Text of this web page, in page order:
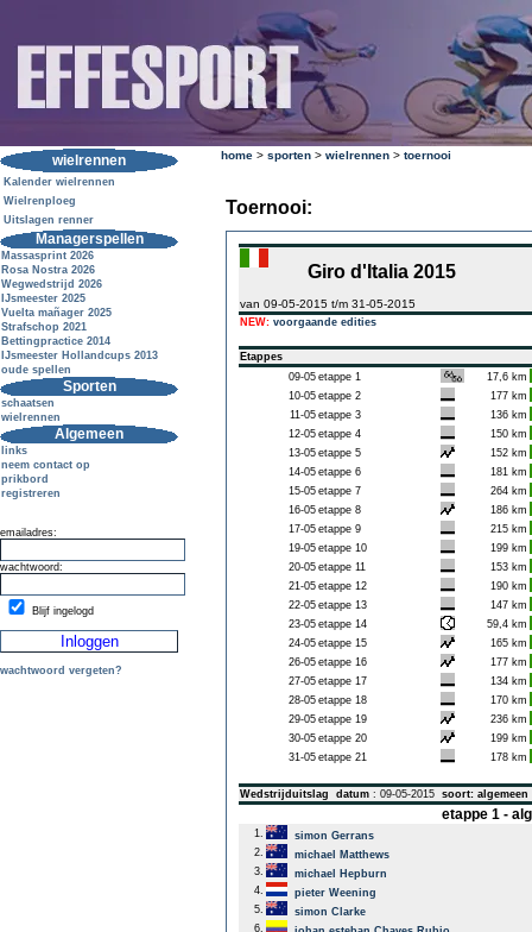
wielrennen
Kalender wielrennen
Wielrenploeg
Uitslagen renner
Managerspellen
Massasprint 2026
Rosa Nostra 2026
Wegwedstrijd 2026
IJsmeester 2025
Vuelta mañager 2025
Strafschop 2021
Bettingpractice 2014
IJsmeester Hollandcups 2013
oude spellen
Sporten
schaatsen
wielrennen
Algemeen
links
neem contact op
prikbord
registreren
emailadres:
wachtwoord:
Blijf ingelogd
wachtwoord vergeten?
home > sporten > wielrennen > toernooi
Toernooi:
Giro d'Italia 2015
van 09-05-2015 t/m 31-05-2015
NEW: voorgaande edities
Etappes
09-05 etappe 1
17,6 km
10-05 etappe 2
177 km
11-05 etappe 3
136 km
12-05 etappe 4
150 km
13-05 etappe 5
152 km
14-05 etappe 6
181 km
15-05 etappe 7
264 km
16-05 etappe 8
186 km
17-05 etappe 9
215 km
19-05 etappe 10
199 km
20-05 etappe 11
153 km
21-05 etappe 12
190 km
22-05 etappe 13
147 km
23-05 etappe 14
59,4 km
24-05 etappe 15
165 km
26-05 etappe 16
177 km
27-05 etappe 17
134 km
28-05 etappe 18
170 km
29-05 etappe 19
236 km
30-05 etappe 20
199 km
31-05 etappe 21 178 km
Wedstrijduitslag datum : 09-05-2015 soort: algemeen
etappe 1 -
1.
simon Gerrans
2.
michael Matthews
3.
michael Hepburn
4.
pieter Weening
5.
simon Clarke
6.